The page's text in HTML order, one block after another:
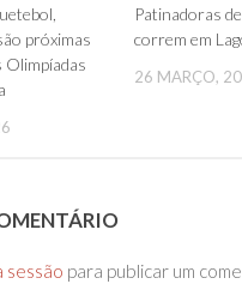
próximas
Olimpíadas
Patinadoras
correm em
26 MARÇO,
sessão para publicar um